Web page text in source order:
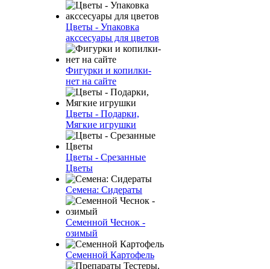
Цветы - Упаковка
акссесуары для цветов
Фигурки и копилки-
нет на сайте
Цветы - Подарки,
Мягкие игрушки
Цветы - Срезанные
Цветы
Семена: Сидераты
Семенной Чеснок -
озимый
Семенной Картофель